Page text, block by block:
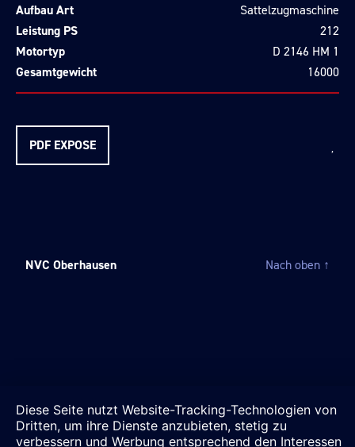
Aufbau Art
Sattelzugmaschine
Leistung PS
212
Motortyp
D 2146 HM 1
Gesamtgewicht
16000
PDF EXPOSE
NVC Oberhausen Nach oben ↑
Diese Seite nutzt Website-Tracking-Technologien von
Dritten, um ihre Dienste anzubieten, stetig zu
verbessern und Werbung entsprechend den Interessen